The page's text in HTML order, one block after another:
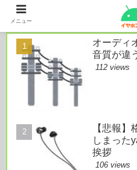
本日のおすすめ
オーディ
音質が違
112 views
【悲報】
しまった
挨拶
106 views
メニュー